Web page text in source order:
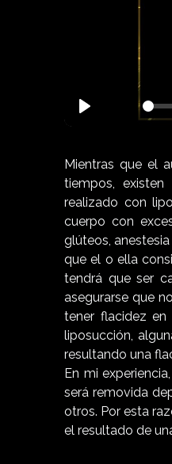
Mientras que el
tiempos,
realizado con
cuerpo con
glúteos,
que el o ella
tendrá que ser
asegurarse que
tener flacidez
liposucción,
resultando una
En mi
será removida
otros. Por esta
el resultado de